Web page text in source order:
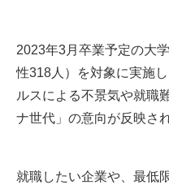
2023年3月卒業予定の大
性318人）を対象に実施
ルスによる不景気や就職
ナ世代」の意向が反映さ
就職したい企業や、最低